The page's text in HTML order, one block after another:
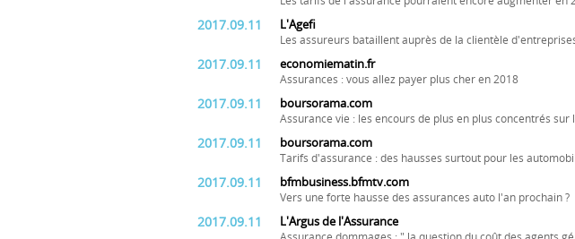
2017.09.11 L'Agefi
Les assureurs bataillent auprès de la clientèle
2017.09.11 economiematin.fr
Assurances : vous allez payer plus cher en 2018
2017.09.11 boursorama.com
Assurance vie : les encours de plus en plus concentrés sur
2017.09.11 boursorama.com
Tarifs d'assurance : des hausses surtout pour les
2017.09.11 bfmbusiness.bfmtv.com
Vers une forte hausse des assurances auto l'an prochain ?
2017.09.11 L'Argus de l'Assurance